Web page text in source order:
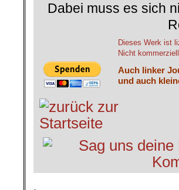
Dabei muss es sich
Dieses Werk ist
Nicht
Auch linker
und auch